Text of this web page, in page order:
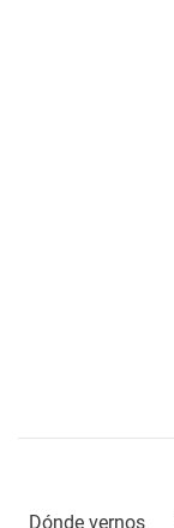
Dónde vernos